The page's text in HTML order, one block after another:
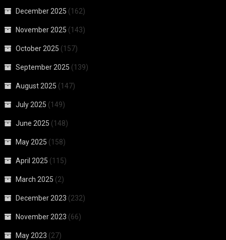
December 2025 (162)
November 2025 (143)
October 2025 (157)
September 2025 (139)
August 2025 (147)
July 2025 (149)
June 2025 (148)
May 2025 (158)
April 2025 (115)
March 2025 (2)
December 2023 (232)
November 2023 (66)
May 2023 (27)